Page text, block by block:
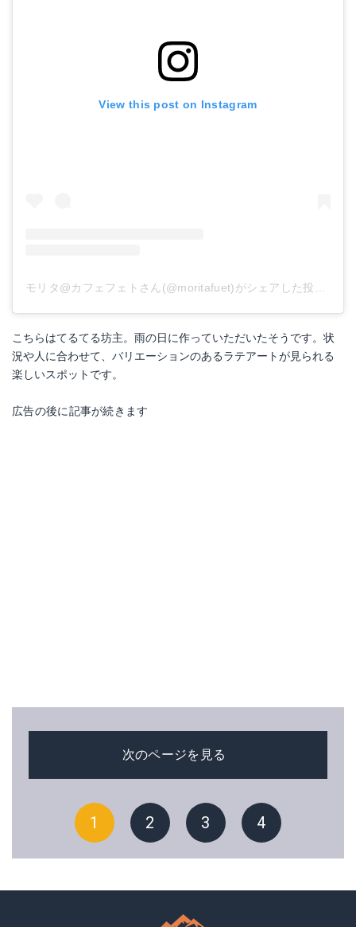
View this post on Instagram
こちらはてるてる坊主。雨の日に作っていただいたそうです。状
況や人に合わせて、バリエーションのあるラテアートが見られる
楽しいスポットです。
広告の後に記事が続きます
次のページを見る
1 2 3 4